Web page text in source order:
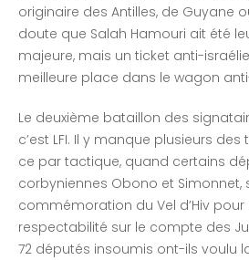
originaire des Antilles, de Guyane
doute que Salah Hamouri ait été
majeure, mais un ticket anti-
meilleure place dans le wagon
Le deuxième bataillon des
c’est LFI. Il y manque plusieurs
ce par tactique, quand certains
corbyniennes Obono et Simonnet,
commémoration du Vel d’Hiv
respectabilité sur le compte des
72 députés insoumis ont-ils voulu